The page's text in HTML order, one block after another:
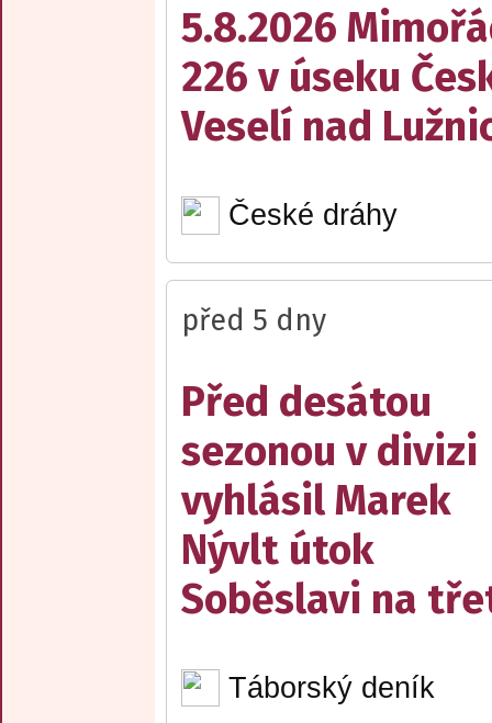
5.8.2026
226 v úseku
Veselí nad
České dráhy
před 5 dny
Před desátou
sezonou v divizi
vyhlásil Marek
Nývlt útok
Soběslavi na
Táborský deník